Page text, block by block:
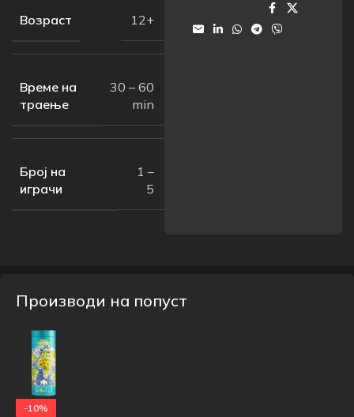
Возраст 12+
Време на
траење
30 – 60
min
Број на
играчи
1 –
5
Производи на попуст
-10%